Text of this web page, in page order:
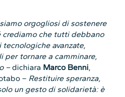
orgogliosi di sostenere
crediamo che tutti debbano
avanzate,
tornare a camminare,
–dichiara Marco Benni,
– Restituire speranza,
un gesto di solidarietà: è